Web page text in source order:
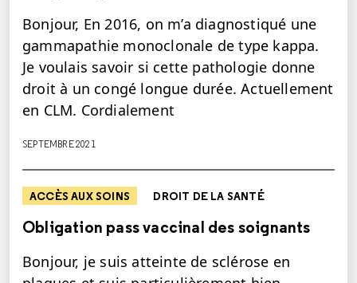
Bonjour, En 2016, on m’a diagnostiqué une
gammapathie monoclonale de type kappa.
Je voulais savoir si cette pathologie donne
droit à un congé longue durée. Actuellement
en CLM. Cordialement
SEPTEMBRE 2021
ACCÈS AUX SOINS DROIT DE LA SANTÉ
Obligation pass vaccinal des soignants
Bonjour, je suis atteinte de sclérose en